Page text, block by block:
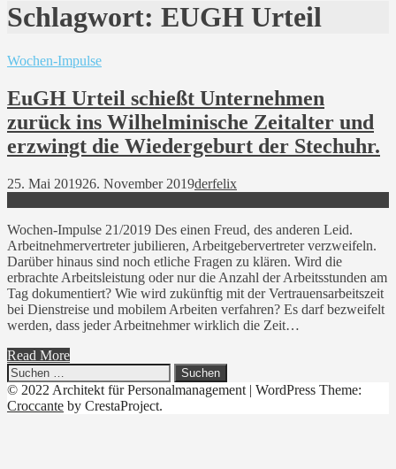
Schlagwort: EUGH Urteil
Wochen-Impulse
EuGH Urteil schießt Unternehmen
zurück ins Wilhelminische Zeitalter und
erzwingt die Wiedergeburt der Stechuhr.
25. Mai 201926. November 2019derfelix
Wochen-Impulse 21/2019 Des einen Freud, des anderen Leid.
Arbeitnehmervertreter jubilieren, Arbeitgebervertreter verzweifeln.
Darüber hinaus sind noch etliche Fragen zu klären. Wird die
erbrachte Arbeitsleistung oder nur die Anzahl der Arbeitsstunden am
Tag dokumentiert? Wie wird zukünftig mit der Vertrauensarbeitszeit
bei Dienstreise und mobilem Arbeiten verfahren? Es darf bezweifelt
werden, dass jeder Arbeitnehmer wirklich die Zeit…
Read More
Suchen
nach:
© 2022 Architekt für Personalmanagement | WordPress Theme:
Croccante by CrestaProject.